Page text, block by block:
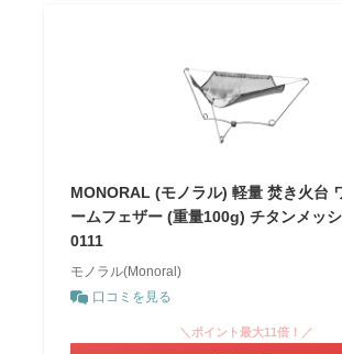
MONORAL (モノラル) 軽量 焚き火台
ームフェザー (重量100g) チタンメッ
0111
モノラル(Monoral)
口コミを見る
＼ポイント最大11倍！／